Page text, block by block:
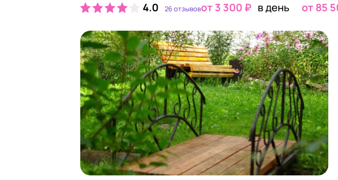
4.0 26 отзывовот 3 300 ₽ в день от 85